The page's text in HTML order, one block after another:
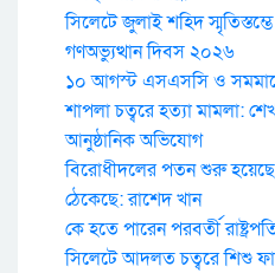
সিলেটে জুলাই শহিদ
গণঅভ্যুত্থান দিবস ২০২৬
১০ আগস্ট এসএসসি ও
শাপলা চত্বরে হত্যা মামলা:
আনুষ্ঠানিক অভিযোগ
বিরোধীদলের পতন শুরু
ঠেকেছে: রাশেদ খান
কে হতে পারেন পরবর্তী
সিলেটে আদলত চত্বরে শিশু